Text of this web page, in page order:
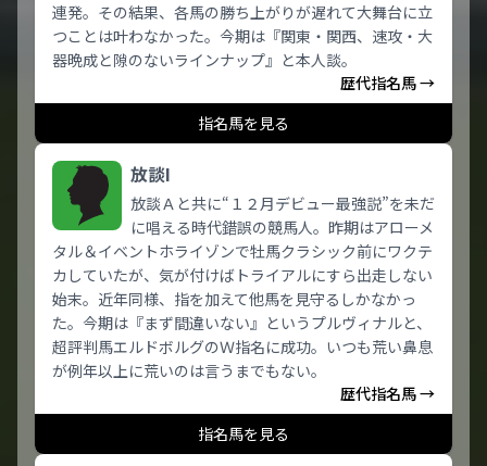
連発。その結果、各馬の勝ち上がりが遅れて大舞台に立
つことは叶わなかった。今期は『関東・関西、速攻・大
器晩成と隙のないラインナップ』と本人談。
歴代指名馬 →
指名馬を見る
放談I
放談Ａと共に“１２月デビュー最強説”を未だ
に唱える時代錯誤の競馬人。昨期はアローメ
タル＆イベントホライゾンで牡馬クラシック前にワクテ
カしていたが、気が付けばトライアルにすら出走しない
始末。近年同様、指を加えて他馬を見守るしかなかっ
た。今期は『まず間違いない』というプルヴィナルと、
超評判馬エルドボルグのＷ指名に成功。いつも荒い鼻息
が例年以上に荒いのは言うまでもない。
歴代指名馬 →
指名馬を見る